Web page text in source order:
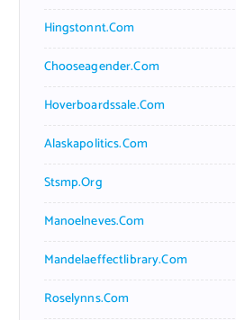
Hingstonnt.com
Chooseagender.com
Hoverboardssale.com
Alaskapolitics.com
Stsmp.org
Manoelneves.com
Mandelaeffectlibrary.com
Roselynns.com